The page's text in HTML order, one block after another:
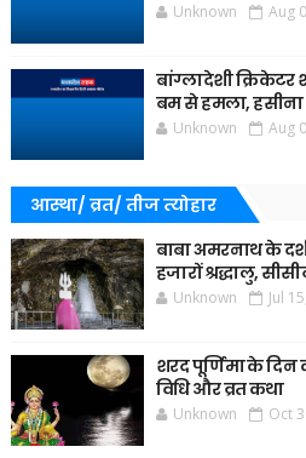
Unknown Aug
बांग्लादेशी
बम से हमला,
Unknown Aug
आस्था/ व्रत/ तीज त्‍योहार
बाबा अमरनाथ के
हजारों श्रद्धालु,
Unknown Jul
शरद पूर्णिमा के दिन
विधि और व्रत कथा
Unknown Oct